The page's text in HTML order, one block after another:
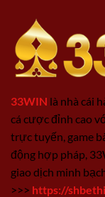
33WIN là nhà cái
cá cược đỉnh cao
trực tuyến, game
động hợp pháp,
giao dịch minh
>>> https://